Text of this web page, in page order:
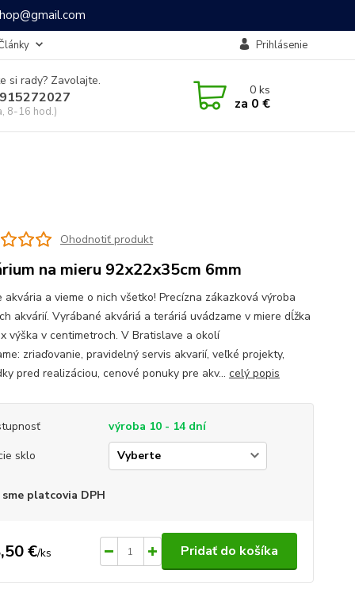
Prihlásenie
si rady? Zavolajte.
8-16 hod.)
0ks
za 0 €
Ohodnotiť produkt
na mieru 92x22x35cm 6mm
akvária a vieme o nich všetko! Precízna zákazková výroba
akvárií. Vyrábané akváriá a teráriá uvádzame v miere dĺžka
výška v centimetroch. V Bratislave a okolí
zriaďovanie, pravidelný servis akvarií, veľké projekty,
pred realizáciou, cenové ponuky pre akv... celý popis
výroba 10 - 14 dní
sklo
sme platcovia DPH
€/ks Pridať do košíka